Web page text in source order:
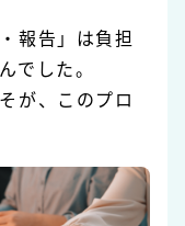
報告」は負担
でした。
が、このプロ